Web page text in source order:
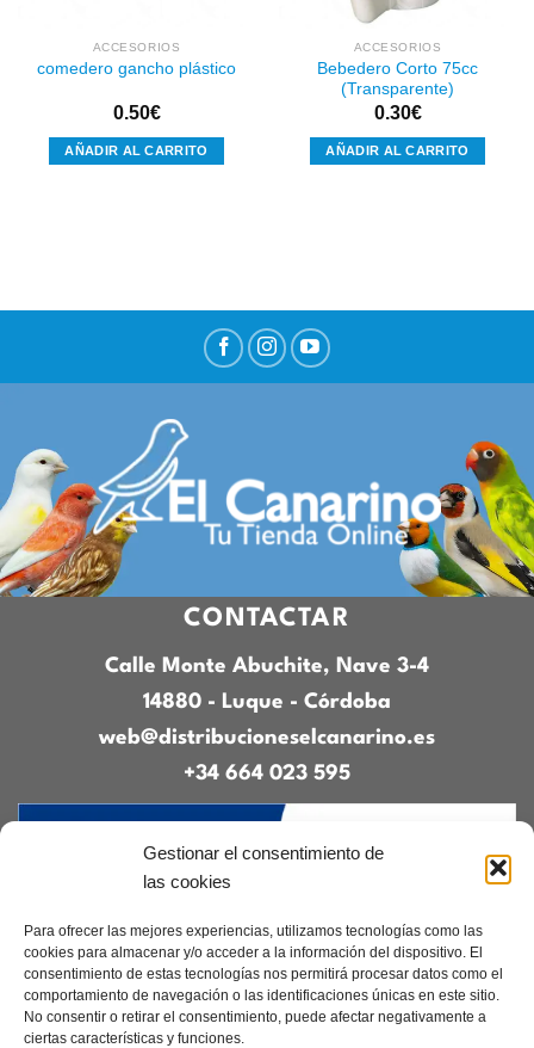
Gestionar el consentimiento de
las cookies
Para ofrecer las mejores experiencias, utilizamos tecnologías como las
cookies para almacenar y/o acceder a la información del dispositivo. El
consentimiento de estas tecnologías nos permitirá procesar datos como el
comportamiento de navegación o las identificaciones únicas en este sitio.
No consentir o retirar el consentimiento, puede afectar negativamente a
ciertas características y funciones.
ACCESORIOS
comedero gancho plástico
0.50€
AÑADIR AL CARRITO
ACCESORIOS
Bebedero Corto 75cc
(Transparente)
0.30€
AÑADIR AL CARRITO
CONTACTAR
Calle Monte Abuchite, Nave 3-4
14880 - Luque - Córdoba
web@distribucioneselcanarino.es
+34 664 023 595
Contacto|Incidencias|Devoluciones|
Condiciones generales